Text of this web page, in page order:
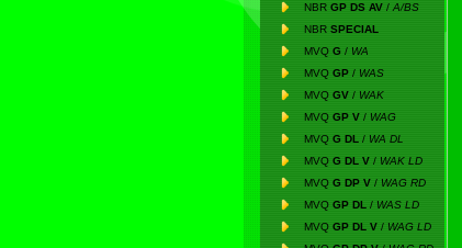
NBR GP DS AV / A/BS
NBR SPECIAL
MVQ G / WA
MVQ GP / WAS
MVQ GV / WAK
MVQ GP V / WAG
MVQ G DL / WA DL
MVQ G DL V / WAK LD
MVQ G DP V / WAG RD
MVQ GP DL / WAS LD
MVQ GP DL V / WAG LD